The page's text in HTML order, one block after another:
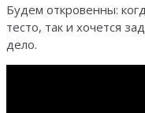
Будем откровенны:
тесто, так и хочется
дело.